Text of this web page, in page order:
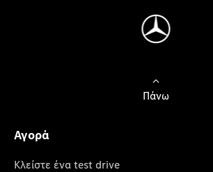
Πάνω
Αγορά
Κλείστε ένα test drive